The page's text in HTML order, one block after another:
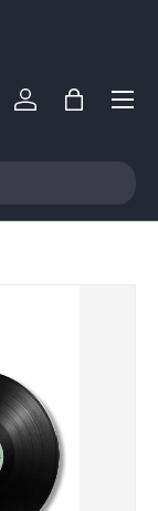
Inloggen
Tas
Menu